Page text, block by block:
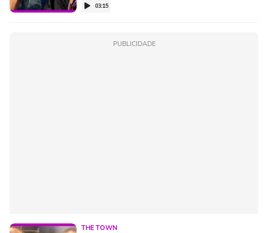
03:15
PUBLICIDADE
THE TOWN